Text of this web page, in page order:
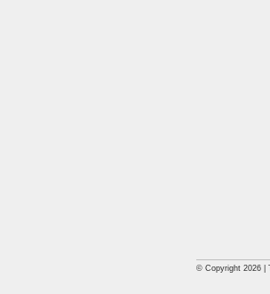
© Copyright 2026 |